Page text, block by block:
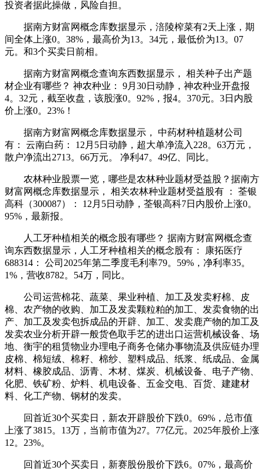
投资者据此操做，风险自担。
据南方财富网概念库数据显示，涪陵榨菜有2天上涨，期
间全体上涨0。38%，最高价为13。34元，最低价为13。07
元。和3个买卖日前相。
据南方财富网概念查询东西数据显示， 相关种子出产题
材企业有哪些？ 神农种业： 9月30日动静，神农种业开盘报
4。32元，截至收盘，该股涨0。92%，报4。370元。3日内股
价上涨0。23%！
据南方财富网概念库数据显示， 中药材种植题材公司
有： 云南白药： 12月5日动静，超大单净流入228。63万元，
散户净流出2713。66万元。 净利47。49亿、同比。
农林种业股票一览，哪些是农林种业题材受益股？据南方
财富网概念库数据显示， 相关农林种业题材受益股有 ： 荃银
高科（300087）： 12月5日动静，荃银高科7日内股价上涨0。
95%，最新报。
人工牙种植相关的概念股有哪些？ 据南方财富网概念查
询东西数据显示，人工牙种植相关的概念股有： 康拓医疗
688314： 公司2025年第二季度毛利率79。59%，净利率35。
1%，营收8782。54万，同比。
公司运营棉花、蔬菜、果业种植、加工及发卖籽棉、皮
棉、农产物的收购、加工及发卖颗粒粕的加工、发卖食物的出
产、加工及发卖包拆成品的开辟、加工、发卖鹿产物的加工及
发卖农业分析开辟一般货色取手艺的进出口运营机械设备、场
地、衡宇的租赁物业办理电子商务仓储办事物流及供应链办理
皮棉、棉短绒、棉籽、棉纱、塑料成品、纸浆、纸成品、金属
材料、橡胶成品、沥青、木材、煤炭、机械设备、电子产物、
化肥、铁矿粉、炉料、机电设备、五金交电、百货、建建材
料、化工产物、钢材的发卖。
回首近30个买卖日，新农开辟股价下跌0。69%，总市值
上涨了3815。13万，当前市值为27。77亿元。2025年股价上涨
12。23%。
回首近30个买卖日，新赛股份股价下跌6。07%，最高价